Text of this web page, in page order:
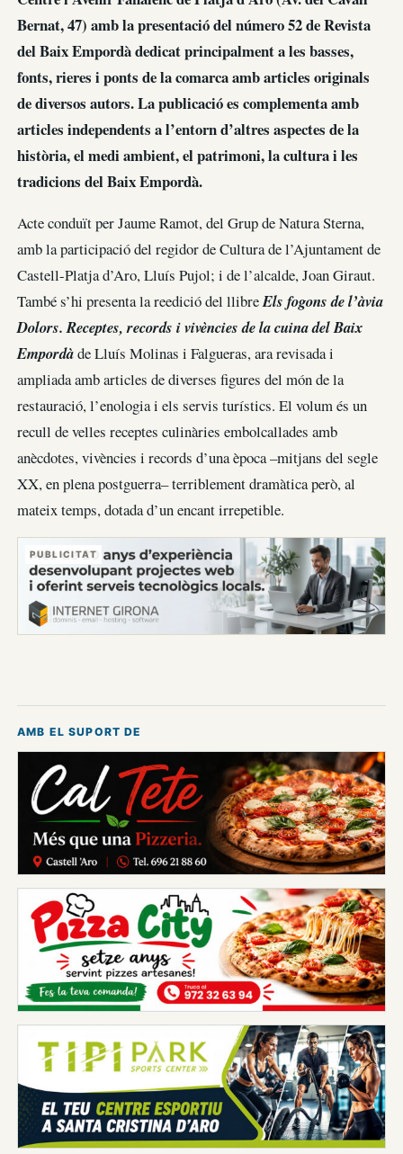
Bernat, 47) amb la presentació del número 52 de Revista
del Baix Empordà dedicat principalment a les basses,
fonts, rieres i ponts de la comarca amb articles originals
de diversos autors. La publicació es complementa amb
articles independents a l’entorn d’altres aspectes de la
història, el medi ambient, el patrimoni, la cultura i les
tradicions del Baix Empordà.
Acte conduït per Jaume Ramot, del Grup de Natura Sterna,
amb la participació del regidor de Cultura de l’Ajuntament de
Castell-Platja d’Aro, Lluís Pujol; i de l’alcalde, Joan Giraut.
També s’hi presenta la reedició del llibreEls fogons de l’àvia
Dolors. Receptes, records i vivències de la cuina del Baix
Empordàde Lluís Molinas i Falgueras, ara revisada i
ampliada amb articles de diverses figures del món de la
restauració, l’enologia i els servis turístics. El volum és un
recull de velles receptes culinàries embolcallades amb
anècdotes, vivències i records d’una època –mitjans del segle
XX, en plena postguerra– terriblement dramàtica però, al
mateix temps, dotada d’un encant irrepetible.
PUBLICITAT
AMB EL SUPORT DE